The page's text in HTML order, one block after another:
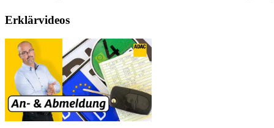
Erklärvideos